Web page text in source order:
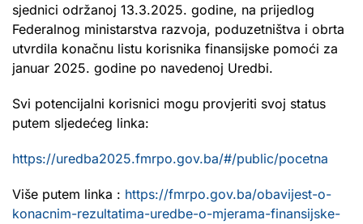
sjednici održanoj 13.3.2025. godine, na prijedlog
Federalnog ministarstva razvoja, poduzetništva i obrta
utvrdila konačnu listu korisnika finansijske pomoći za
januar 2025. godine po navedenoj Uredbi.
Svi potencijalni korisnici mogu provjeriti svoj status
putem sljedećeg linka:
https://uredba2025.fmrpo.gov.ba/#/public/pocetna
Više putem linka : https://fmrpo.gov.ba/obavijest-o-
konacnim-rezultatima-uredbe-o-mjerama-finansijske-